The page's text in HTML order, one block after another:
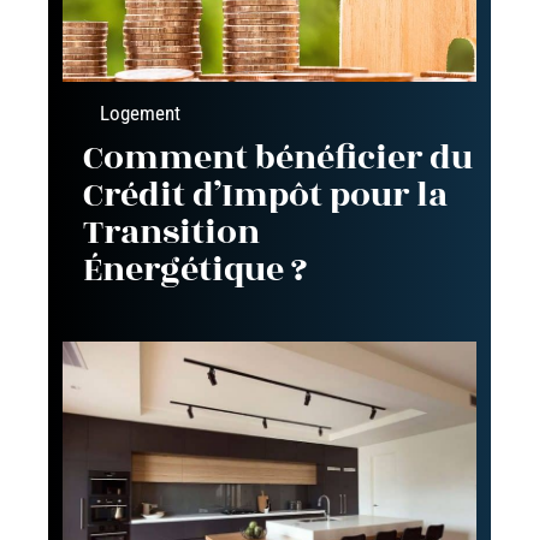
Logement
Comment bénéficier du
Crédit d’Impôt pour la
Transition
Énergétique ?